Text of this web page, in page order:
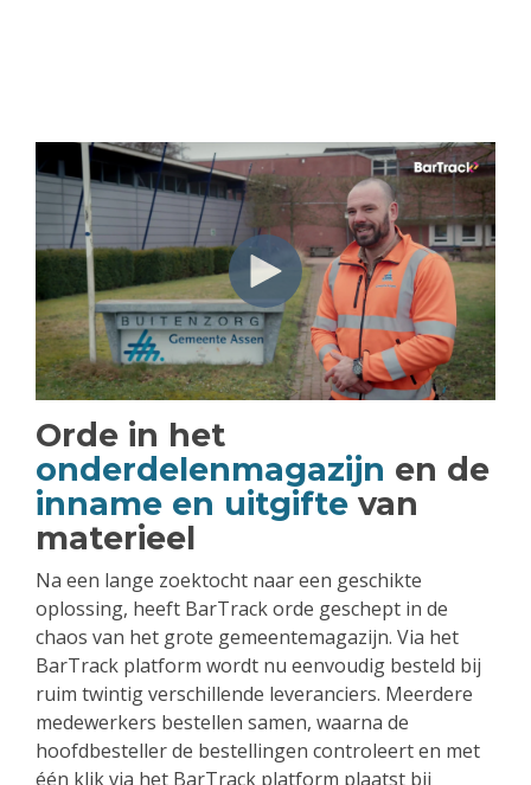
Orde in het
onderdelenmagazijn en de
inname en uitgifte van
materieel
Na een lange zoektocht naar een geschikte
oplossing, heeft BarTrack orde geschept in de
chaos van het grote gemeentemagazijn. Via het
BarTrack platform wordt nu eenvoudig besteld bij
ruim twintig verschillende leveranciers. Meerdere
medewerkers bestellen samen, waarna de
hoofdbesteller de bestellingen controleert en met
één klik via het BarTrack platform plaatst bij